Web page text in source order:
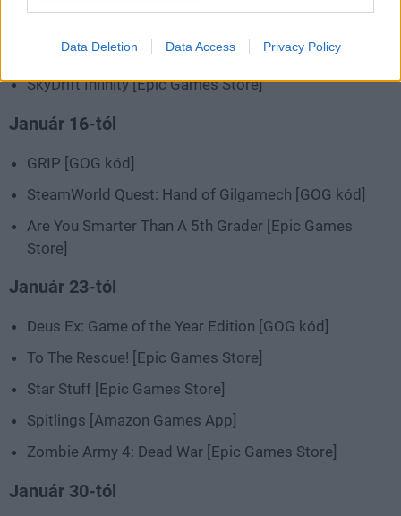
Data Deletion Data Access Privacy Policy
Spirit Mancer [Amazon Games App]
SkyDrift Infinity [Epic Games Store]
Január 16-tól
GRIP [GOG kód]
SteamWorld Quest: Hand of Gilgamech [GOG kód]
Are You Smarter Than A 5th Grader [Epic Games
Store]
Január 23-tól
Deus Ex: Game of the Year Edition [GOG kód]
To The Rescue! [Epic Games Store]
Star Stuff [Epic Games Store]
Spitlings [Amazon Games App]
Zombie Army 4: Dead War [Epic Games Store]
Január 30-tól